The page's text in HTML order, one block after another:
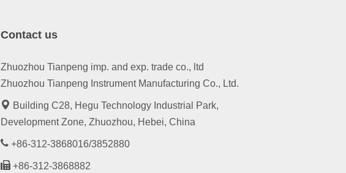
Contact us
Zhuozhou Tianpeng imp. and exp. trade co., ltd
Zhuozhou Tianpeng Instrument Manufacturing Co., Ltd.
Building C28, Hegu Technology Industrial Park,
Development Zone, Zhuozhou, Hebei, China
+86-312-3868016/3852880
+86-312-3868882